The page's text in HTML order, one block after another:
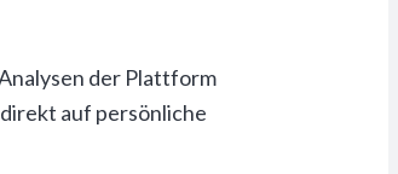
der Plattform
auf persönliche